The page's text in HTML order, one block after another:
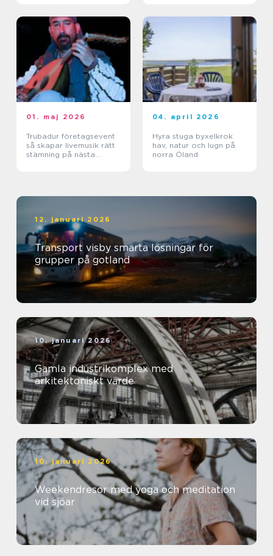
01. maj 2026
Trubadur företagsevent
så skapar livemusik rätt
stämning på nästa
04. april 2026
Hyra stuga byxelkrok
hav, natur och lugn på
norra Öland
12. januari 2026
Transport visby smarta lösningar för
grupper på gotland
10. januari 2026
Gamla industrikomplex med
arkitektoniskt värde
10. januari 2026
Weekendresor med yoga och meditation
vid sjöar